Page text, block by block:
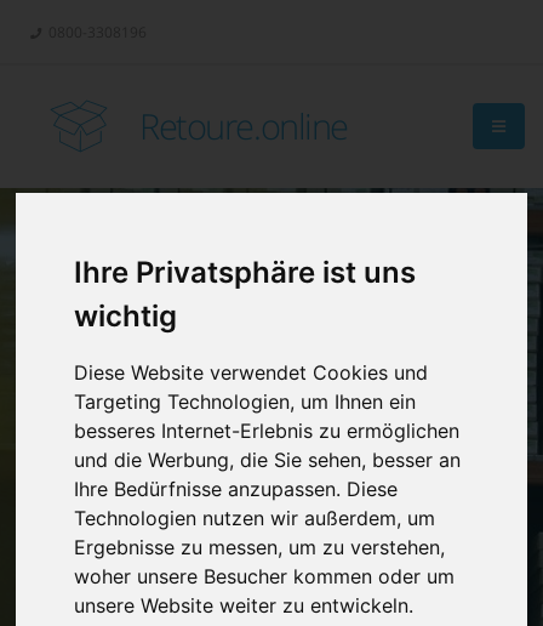
Ihre Privatsphäre ist uns
wichtig
Diese Website verwendet Cookies und
Targeting Technologien, um Ihnen ein
besseres Internet-Erlebnis zu ermöglichen
und die Werbung, die Sie sehen, besser an
Ihre Bedürfnisse anzupassen. Diese
Technologien nutzen wir außerdem, um
Ergebnisse zu messen, um zu verstehen,
woher unsere Besucher kommen oder um
unsere Website weiter zu entwickeln.
Retoure.online
Retouren-
Management?
Vereinbaren Sie einenRückruf
Hinterlassen Sie uns gern eine persönliche Nachricht.